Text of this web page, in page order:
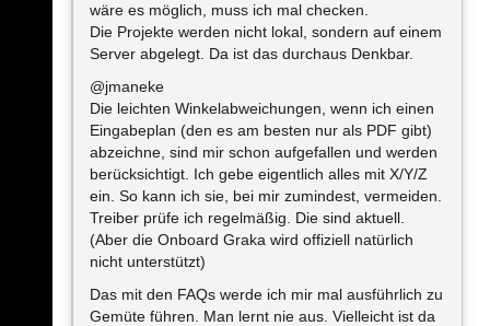
wäre es möglich, muss ich mal checken.
Die Projekte werden nicht lokal, sondern auf einem
Server abgelegt. Da ist das durchaus Denkbar.
@jmaneke
Die leichten Winkelabweichungen, wenn ich einen
Eingabeplan (den es am besten nur als PDF gibt)
abzeichne, sind mir schon aufgefallen und werden
berücksichtigt. Ich gebe eigentlich alles mit X/Y/Z
ein. So kann ich sie, bei mir zumindest, vermeiden.
Treiber prüfe ich regelmäßig. Die sind aktuell.
(Aber die Onboard Graka wird offiziell natürlich
nicht unterstützt)
Das mit den FAQs werde ich mir mal ausführlich zu
Gemüte führen. Man lernt nie aus. Vielleicht ist da